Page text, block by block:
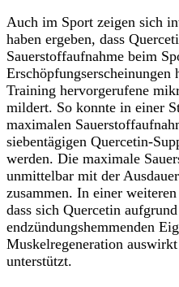
Auch im Sport zeigen sich
haben ergeben, dass
Sauerstoffaufnahme beim
Erschöpfungserscheinungen
Training hervorgerufene
mildert. So konnte in einer
maximalen
siebentägigen Quercetin-
werden. Die maximale
unmittelbar mit der
zusammen. In einer
dass sich Quercetin
endzündungshemmenden
Muskelregeneration
unterstützt.